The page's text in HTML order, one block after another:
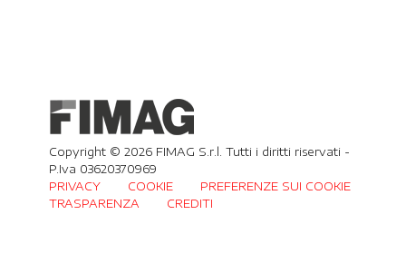
Copyright © 2026 FIMAG S.r.l. Tutti i diritti riservati -
P.Iva 03620370969
PRIVACY
COOKIE
PREFERENZE SUI COOKIE
TRASPARENZA
CREDITI